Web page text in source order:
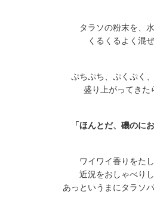
タラソの粉末を、水
くるくるよく混ぜ
ぷちぷち、ぷくぷく
盛り上がってきた
「ほんとだ、磯のに
ワイワイ香りをた
近況をおしゃべり
あっというまにタラソ